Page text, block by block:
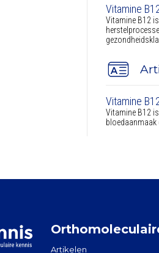
Vitamine
Vitamine B12
Vitamine
Vitamine B12
bloedaanmaak
Artikelen